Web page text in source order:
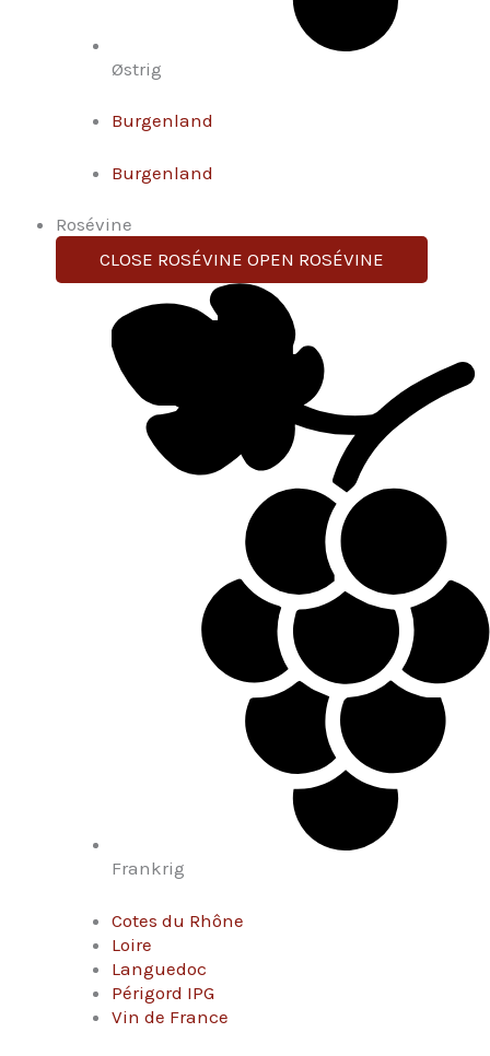
Østrig
Burgenland
Burgenland
Rosévine
CLOSE ROSÉVINE OPEN ROSÉVINE
Frankrig
Cotes du Rhône
Loire
Languedoc
Périgord IPG
Vin de France